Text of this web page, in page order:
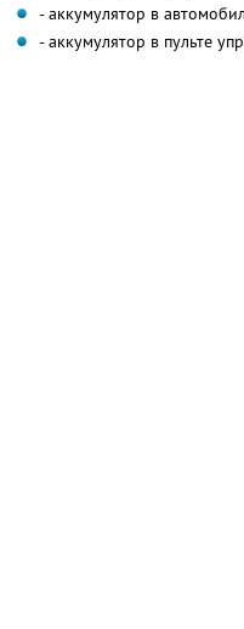
- аккумулятор в
- аккумулятор в пульте